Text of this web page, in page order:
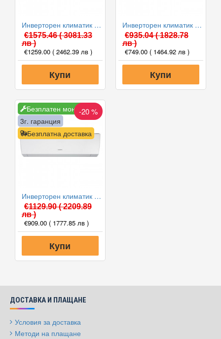
Инверторен климатик General ASHG12KMCE/AOHG12KMCC, 12000 BTU, Клас A++
€1575.46( 3081.33
лв )
€1259.00 ( 2462.39 лв )
Купи
Инверторен климатик General ASHG09KETE/AOHG09KETA, 9000 BTU, Клас A++
€935.04( 1828.78
лв )
€749.00 ( 1464.92 лв )
Купи
Безплатен монтаж
Безплатна доставка
3г. гаранция
-20 %
Инверторен климатик General ASHG12LMCA/AOHG12LMCA, 12000 BTU, Клас A++
€1129.90( 2209.89
лв )
€909.00 ( 1777.85 лв )
Купи
ДОСТАВКА И ПЛАЩАНЕ
Условия за доставка
Методи на плащане